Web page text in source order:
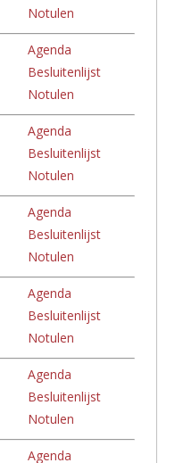
Notulen
Agenda
Besluitenlijst
Notulen
Agenda
Besluitenlijst
Notulen
Agenda
Besluitenlijst
Notulen
Agenda
Besluitenlijst
Notulen
Agenda
Besluitenlijst
Notulen
Agenda